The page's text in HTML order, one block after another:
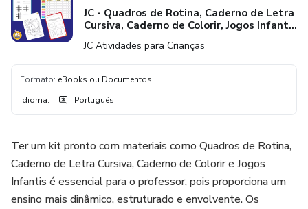
JC - Quadros de Rotina, Caderno de Letra
Cursiva, Caderno de Colorir, Jogos Infantis
Emocionais
JC Atividades para Crianças
Formato: eBooks ou Documentos
Idioma: Português
Ter um kit pronto com materiais como Quadros de Rotina,
Caderno de Letra Cursiva, Caderno de Colorir e Jogos
Infantis é essencial para o professor, pois proporciona um
ensino mais dinâmico, estruturado e envolvente. Os